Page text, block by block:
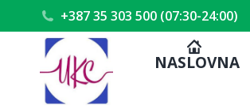
+387 35 303 500 (07:30-24:00)
NASLOVNA